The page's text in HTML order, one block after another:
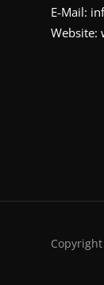
E-Mail:
Website:
Copyright